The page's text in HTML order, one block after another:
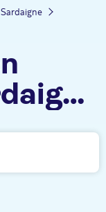
Sardaigne